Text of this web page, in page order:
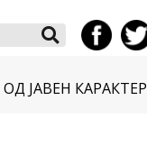
Search
ЈАВЕН КАРАКТЕР